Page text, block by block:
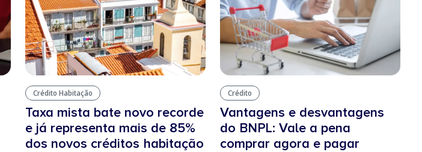
Crédito Habitação
Taxa mista bate novo recorde
e já representa mais de 85%
dos novos créditos habitação
Crédito
Vantagens e desvantagens
do BNPL: Vale a pena
comprar agora e pagar